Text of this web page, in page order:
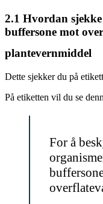
2.1 Hvordan
buffersone mot
plantevernmiddel
Dette sjekker du på
På etiketten vil du se
For å